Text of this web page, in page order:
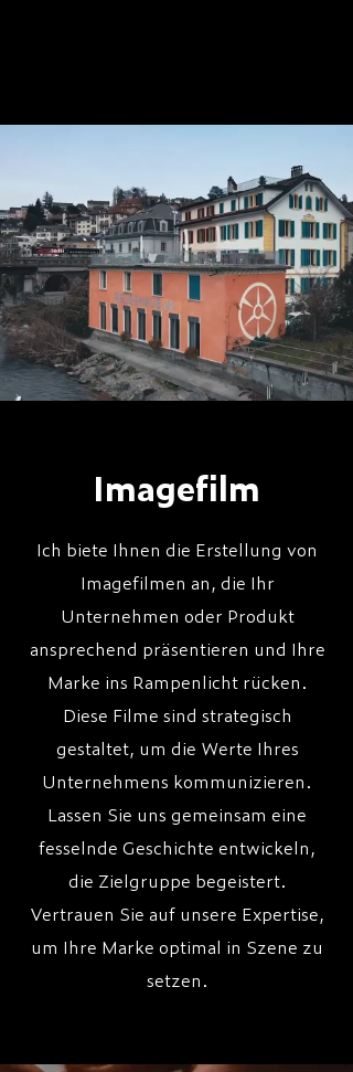
Imagefilm
Ich biete Ihnen die Erstellung von
Imagefilmen an, die Ihr
Unternehmen oder Produkt
ansprechend präsentieren und Ihre
Marke ins Rampenlicht rücken.
Diese Filme sind strategisch
gestaltet, um die Werte Ihres
Unternehmens kommunizieren.
Lassen Sie uns gemeinsam eine
fesselnde Geschichte entwickeln,
die Zielgruppe begeistert.
Vertrauen Sie auf unsere Expertise,
um Ihre Marke optimal in Szene zu
setzen.